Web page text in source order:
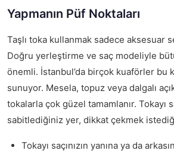
Yapmanın Püf Noktaları
Taşlı toka kullanmak sadece aksesuar
Doğru yerleştirme ve saç modeliyle
önemli. İstanbul’da birçok kuaförler bu
sunuyor. Mesela, topuz veya dalgalı
tokalarla çok güzel tamamlanır. Tokayı
sabitlediğiniz yer, dikkat çekmek
Tokayı saçınızın yanına ya da